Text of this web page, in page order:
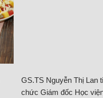
GS.TS Nguyễn Thị Lan
chức Giám đốc Học